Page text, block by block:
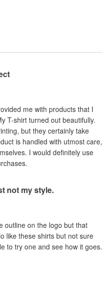
me with products that I
T-shirt turned out beautifully.
but they certainly take
is handled with utmost care,
I would definitely use
not my style.
outline on the logo but that
like these shirts but not sure
to try one and see how it goes.